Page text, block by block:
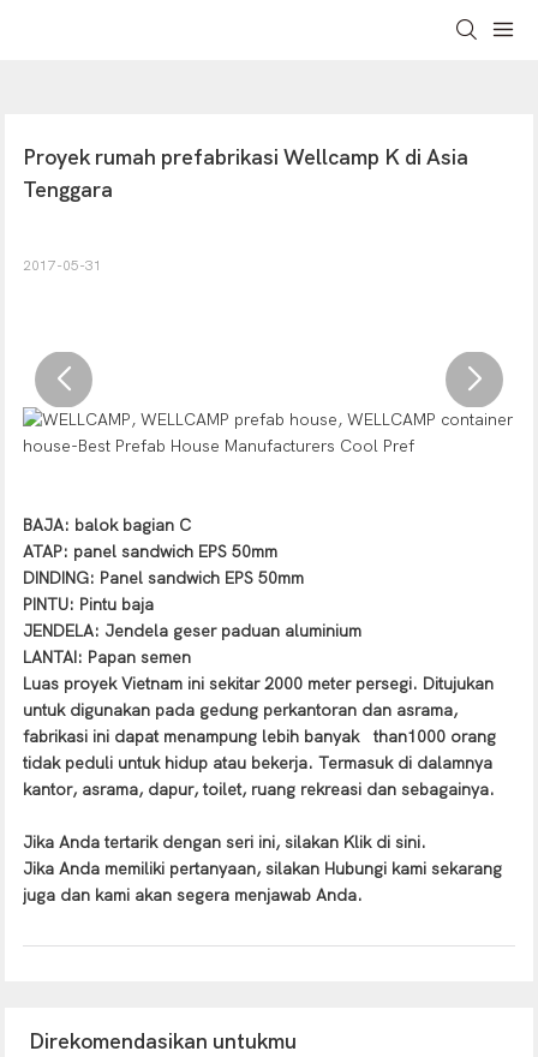
Proyek rumah prefabrikasi Wellcamp K di Asia
Tenggara
2017-05-31
BAJA: balok bagian C
ATAP: panel sandwich EPS 50mm
DINDING: Panel sandwich EPS 50mm
PINTU: Pintu baja
JENDELA: Jendela geser paduan aluminium
LANTAI: Papan semen
Luas proyek Vietnam ini sekitar 2000 meter persegi. Ditujukan
untuk digunakan pada gedung perkantoran dan asrama,
fabrikasi ini dapat menampung lebih banyak
than1000 orang
tidak peduli untuk hidup atau bekerja. Termasuk di dalamnya
kantor, asrama, dapur, toilet, ruang rekreasi dan sebagainya.
Jika Anda tertarik dengan seri ini, silakan Klik di sini.
Jika Anda memiliki pertanyaan, silakan Hubungi kami sekarang
juga dan kami akan segera menjawab Anda.
Direkomendasikan untukmu